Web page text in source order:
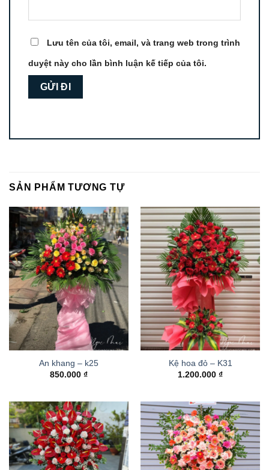
Lưu tên của tôi, email, và trang web trong trình
duyệt này cho lần bình luận kế tiếp của tôi.
SẢN PHẨM TƯƠNG TỰ
An khang – k25
850.000 ₫
Kệ hoa đỏ – K31
1.200.000 ₫